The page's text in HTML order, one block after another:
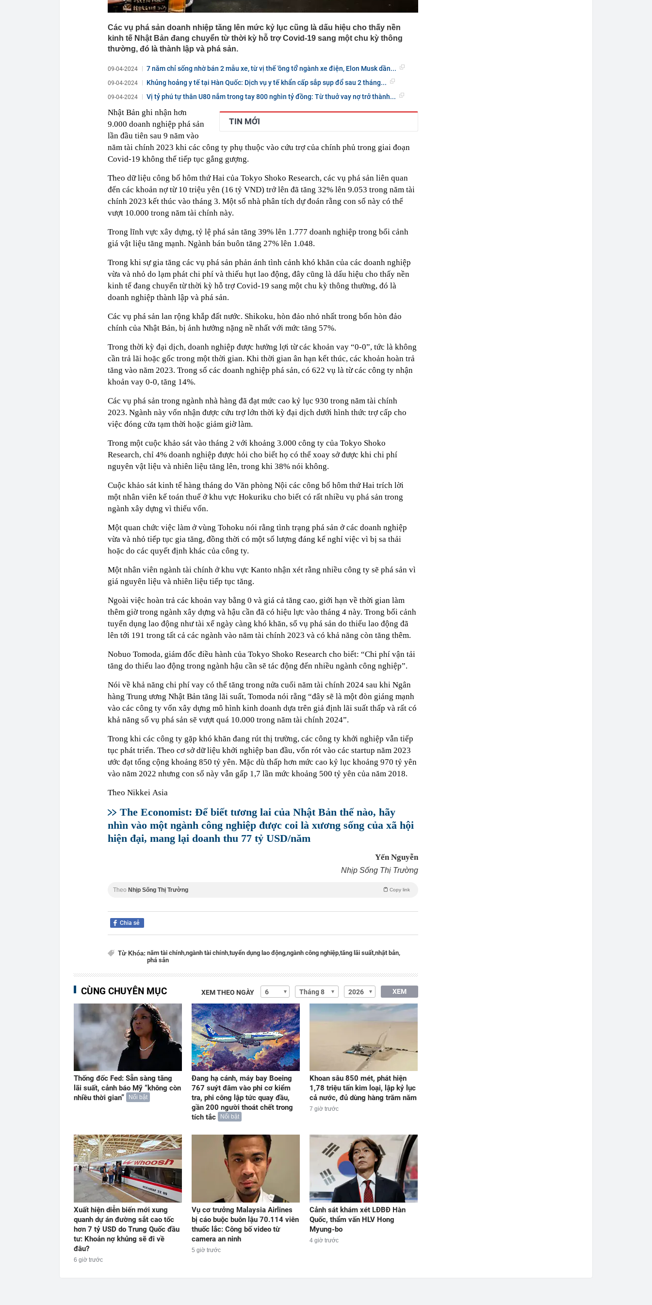
Các vụ phá sản doanh nhiệp tăng lên mức kỷ lục cũng là dấu hiệu cho thấy nền
kinh tế Nhật Bản đang chuyển từ thời kỳ hỗ trợ Covid-19 sang một chu kỳ thông
thường, đó là thành lập và phá sản.
09-04-2024 7 năm chỉ sống nhờ bán 2 mẫu xe, từ vị thế 'ông tổ' ngành xe điện, Elon Musk dần...
09-04-2024 Khủng hoảng y tế tại Hàn Quốc: Dịch vụ y tế khẩn cấp sắp sụp đổ sau 2 tháng...
09-04-2024 Vị tỷ phú tự thân U80 nắm trong tay 800 nghìn tỷ đồng: Từ thuở vay nợ trở thành...
TIN MỚI
Nhật Bản ghi nhận hơn
9.000 doanh nghiệp phá sản
lần đầu tiên sau 9 năm vào
năm tài chính 2023 khi các công ty phụ thuộc vào cứu trợ của chính phủ trong giai đoạn
Covid-19 không thể tiếp tục gắng gượng.
Theo dữ liệu công bố hôm thứ Hai của Tokyo Shoko Research, các vụ phá sản liên quan
đến các khoản nợ từ 10 triệu yên (16 tỷ VND) trở lên đã tăng 32% lên 9.053 trong năm tài
chính 2023 kết thúc vào tháng 3. Một số nhà phân tích dự đoán rằng con số này có thể
vượt 10.000 trong năm tài chính này.
Trong lĩnh vực xây dựng, tỷ lệ phá sản tăng 39% lên 1.777 doanh nghiệp trong bối cảnh
giá vật liệu tăng mạnh. Ngành bán buôn tăng 27% lên 1.048.
Trong khi sự gia tăng các vụ phá sản phản ánh tình cảnh khó khăn của các doanh nghiệp
vừa và nhỏ do lạm phát chi phí và thiếu hụt lao động, đây cũng là dấu hiệu cho thấy nền
kinh tế đang chuyển từ thời kỳ hỗ trợ Covid-19 sang một chu kỳ thông thường, đó là
doanh nghiệp thành lập và phá sản.
Các vụ phá sản lan rộng khắp đất nước. Shikoku, hòn đảo nhỏ nhất trong bốn hòn đảo
chính của Nhật Bản, bị ảnh hưởng nặng nề nhất với mức tăng 57%.
Trong thời kỳ đại dịch, doanh nghiệp được hưởng lợi từ các khoản vay “0-0”, tức là không
cần trả lãi hoặc gốc trong một thời gian. Khi thời gian ân hạn kết thúc, các khoản hoàn trả
tăng vào năm 2023. Trong số các doanh nghiệp phá sản, có 622 vụ là từ các công ty nhận
khoản vay 0-0, tăng 14%.
Các vụ phá sản trong ngành nhà hàng đã đạt mức cao kỷ lục 930 trong năm tài chính
2023. Ngành này vốn nhận được cứu trợ lớn thời kỳ đại dịch dưới hình thức trợ cấp cho
việc đóng cửa tạm thời hoặc giảm giờ làm.
Trong một cuộc khảo sát vào tháng 2 với khoảng 3.000 công ty của Tokyo Shoko
Research, chỉ 4% doanh nghiệp được hỏi cho biết họ có thể xoay sở được khi chi phí
nguyên vật liệu và nhiên liệu tăng lên, trong khi 38% nói không.
Cuộc khảo sát kinh tế hàng tháng do Văn phòng Nội các công bố hôm thứ Hai trích lời
một nhân viên kế toán thuế ở khu vực Hokuriku cho biết có rất nhiều vụ phá sản trong
ngành xây dựng vì thiếu vốn.
Một quan chức việc làm ở vùng Tohoku nói rằng tình trạng phá sản ở các doanh nghiệp
vừa và nhỏ tiếp tục gia tăng, đồng thời có một số lượng đáng kể nghỉ việc vì bị sa thải
hoặc do các quyết định khác của công ty.
Một nhân viên ngành tài chính ở khu vực Kanto nhận xét rằng nhiều công ty sẽ phá sản vì
giá nguyên liệu và nhiên liệu tiếp tục tăng.
Ngoài việc hoàn trả các khoản vay bằng 0 và giá cả tăng cao, giới hạn về thời gian làm
thêm giờ trong ngành xây dựng và hậu cần đã có hiệu lực vào tháng 4 này. Trong bối cảnh
tuyển dụng lao động như tài xế ngày càng khó khăn, số vụ phá sản do thiếu lao động đã
lên tới 191 trong tất cả các ngành vào năm tài chính 2023 và có khả năng còn tăng thêm.
Nobuo Tomoda, giám đốc điều hành của Tokyo Shoko Research cho biết: “Chi phí vận tải
tăng do thiếu lao động trong ngành hậu cần sẽ tác động đến nhiều ngành công nghiệp”.
Nói về khả năng chi phí vay có thể tăng trong nửa cuối năm tài chính 2024 sau khi Ngân
hàng Trung ương Nhật Bản tăng lãi suất, Tomoda nói rằng “đây sẽ là một đòn giáng mạnh
vào các công ty vốn xây dựng mô hình kinh doanh dựa trên giả định lãi suất thấp và rất có
khả năng số vụ phá sản sẽ vượt quá 10.000 trong năm tài chính 2024”.
Trong khi các công ty gặp khó khăn đang rút thị trường, các công ty khởi nghiệp vẫn tiếp
tục phát triển. Theo cơ sở dữ liệu khởi nghiệp ban đầu, vốn rót vào các startup năm 2023
ước đạt tổng cộng khoảng 850 tỷ yên. Mặc dù thấp hơn mức cao kỷ lục khoảng 970 tỷ yên
vào năm 2022 nhưng con số này vẫn gấp 1,7 lần mức khoảng 500 tỷ yên của năm 2018.
Theo Nikkei Asia
The Economist: Để biết tương lai của Nhật Bản thế nào, hãy
nhìn vào một ngành công nghiệp được coi là xương sống của xã hội
hiện đại, mang lại doanh thu 77 tỷ USD/năm
Yến Nguyễn
Nhịp Sống Thị Trường
Theo Nhịp Sống Thị Trường Copy link
Chia sẻ
Từ Khóa: năm tài chính,ngành tài chính,tuyển dụng lao động,ngành công nghiệp,tăng lãi suất,nhật bản,
phá sản
CÙNG CHUYÊN MỤC XEM THEO NGÀY XEM
Thống đốc Fed: Sẵn sàng tăng
lãi suất, cảnh báo Mỹ “không còn
nhiều thời gian”
Nổi bật
Đang hạ cánh, máy bay Boeing
767 suýt đâm vào phi cơ kiểm
tra, phi công lập tức quay đầu,
gần 200 người thoát chết trong
tích tắc
Nổi bật
Khoan sâu 850 mét, phát hiện
1,78 triệu tấn kim loại, lập kỷ lục
cả nước, đủ dùng hàng trăm năm
7 giờ trước
Xuất hiện diễn biến mới xung
quanh dự án đường sắt cao tốc
hơn 7 tỷ USD do Trung Quốc đầu
tư: Khoản nợ khủng sẽ đi về
đâu?
6 giờ trước
Vụ cơ trưởng Malaysia Airlines
bị cáo buộc buôn lậu 70.114 viên
thuốc lắc: Công bố video từ
camera an ninh
5 giờ trước
Cảnh sát khám xét LĐBĐ Hàn
Quốc, thẩm vấn HLV Hong
Myung-bo
4 giờ trước